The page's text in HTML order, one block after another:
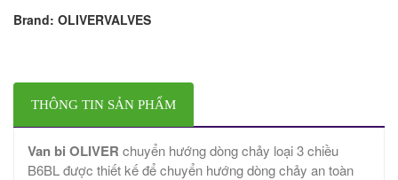
Brand: OLIVERVALVES
THÔNG TIN SẢN PHẨM
Van bi OLIVER chuyển hướng dòng chảy loại 3 chiều
B6BL được thiết kế để chuyển hướng dòng chảy an toàn